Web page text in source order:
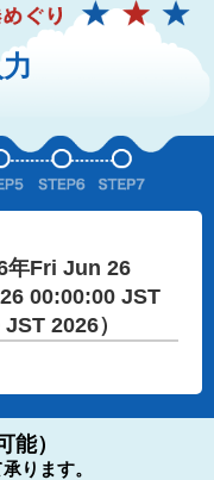
年Fri Jun 26
00:00:00 JST
2026）
能）
ります。